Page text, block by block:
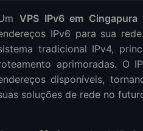
Provedor de VPS IPv6 SGP Certo
VPS NAT IPv6 em Cingapura
VPS IPv6 em Cingapura
IPv6 para sua
tradicional IPv4,
aprimoradas. O
disponíveis,
soluções de rede no